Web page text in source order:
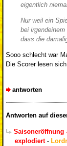
eigentlich
Nur weil ein
bei
dass die
Sooo schlecht war
Die Scorer lesen
antworten
Antworten auf
Saisoneröffnung
explodiert-